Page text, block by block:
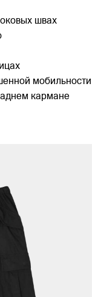
швах
мобильности
кармане